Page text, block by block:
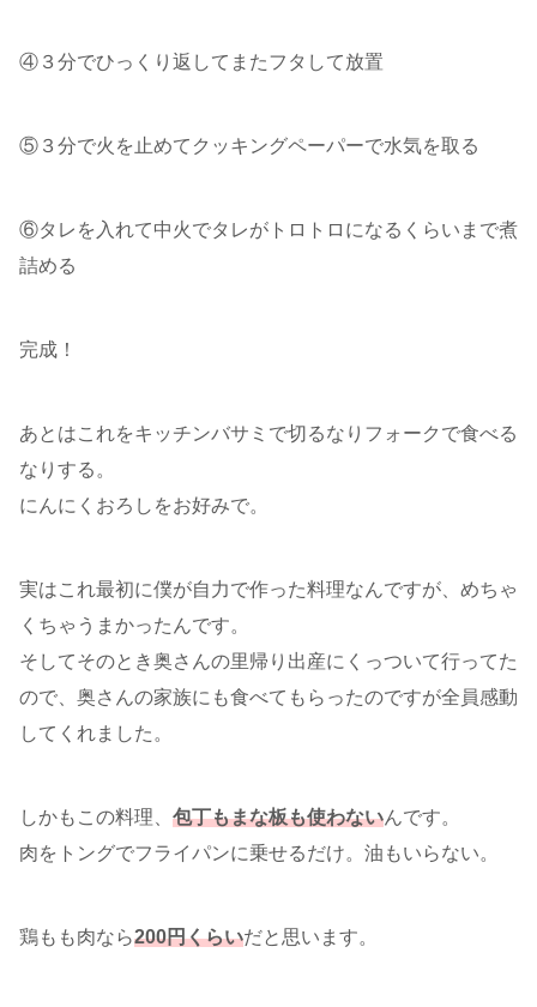
④３分でひっくり返してまたフタして放置
⑤３分で火を止めてクッキングペーパーで水気を取る
⑥タレを入れて中火でタレがトロトロになるくらいまで煮
詰める
完成！
あとはこれをキッチンバサミで切るなりフォークで食べる
なりする。
にんにくおろしをお好みで。
実はこれ最初に僕が自力で作った料理なんですが、めちゃ
くちゃうまかったんです。
そしてそのとき奥さんの里帰り出産にくっついて行ってた
ので、奥さんの家族にも食べてもらったのですが全員感動
してくれました。
しかもこの料理、 包丁もまな板も使わないんです。
肉をトングでフライパンに乗せるだけ。油もいらない。
鶏もも肉なら200円くらいだと思います。